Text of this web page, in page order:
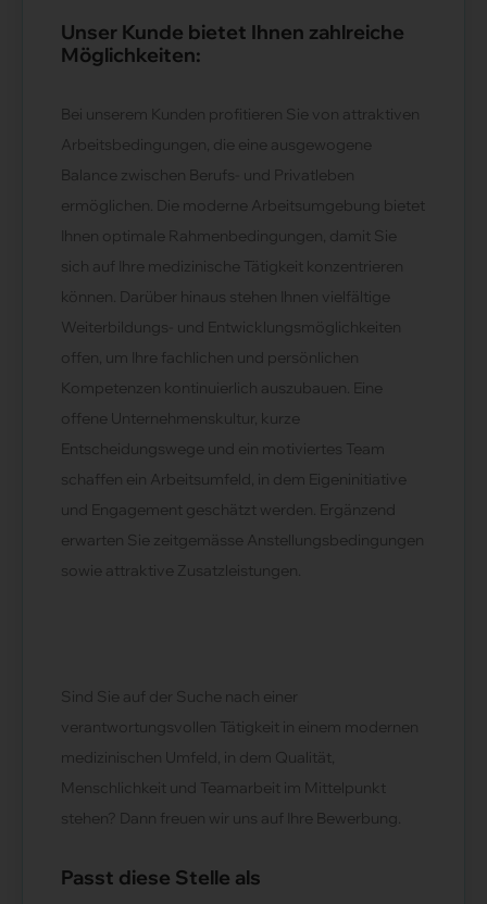
Unser Kunde bietet Ihnen zahlreiche
Möglichkeiten:
Bei unserem Kunden profitieren Sie von attraktiven
Arbeitsbedingungen, die eine ausgewogene
Balance zwischen Berufs- und Privatleben
ermöglichen. Die moderne Arbeitsumgebung bietet
Ihnen optimale Rahmenbedingungen, damit Sie
sich auf Ihre medizinische Tätigkeit konzentrieren
können. Darüber hinaus stehen Ihnen vielfältige
Weiterbildungs- und Entwicklungsmöglichkeiten
offen, um Ihre fachlichen und persönlichen
Kompetenzen kontinuierlich auszubauen. Eine
offene Unternehmenskultur, kurze
Entscheidungswege und ein motiviertes Team
schaffen ein Arbeitsumfeld, in dem Eigeninitiative
und Engagement geschätzt werden. Ergänzend
erwarten Sie zeitgemässe Anstellungsbedingungen
sowie attraktive Zusatzleistungen.
Sind Sie auf der Suche nach einer
verantwortungsvollen Tätigkeit in einem modernen
medizinischen Umfeld, in dem Qualität,
Menschlichkeit und Teamarbeit im Mittelpunkt
stehen? Dann freuen wir uns auf Ihre Bewerbung.
Passt diese Stelle als